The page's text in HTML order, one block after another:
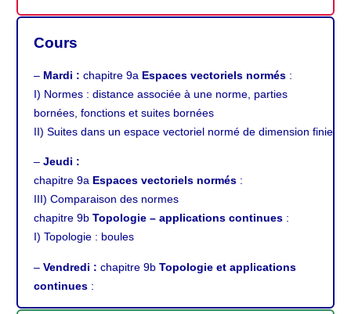
Cours
– Mardi : chapitre 9a Espaces vectoriels normés :
I) Normes : distance associée à une norme, parties
bornées, fonctions et suites bornées
II) Suites dans un espace vectoriel normé de dimension finie
– Jeudi :
chapitre 9a Espaces vectoriels normés :
III) Comparaison des normes
chapitre 9b Topologie – applications continues :
I) Topologie : boules
– Vendredi : chapitre 9b Topologie et applications
continues :